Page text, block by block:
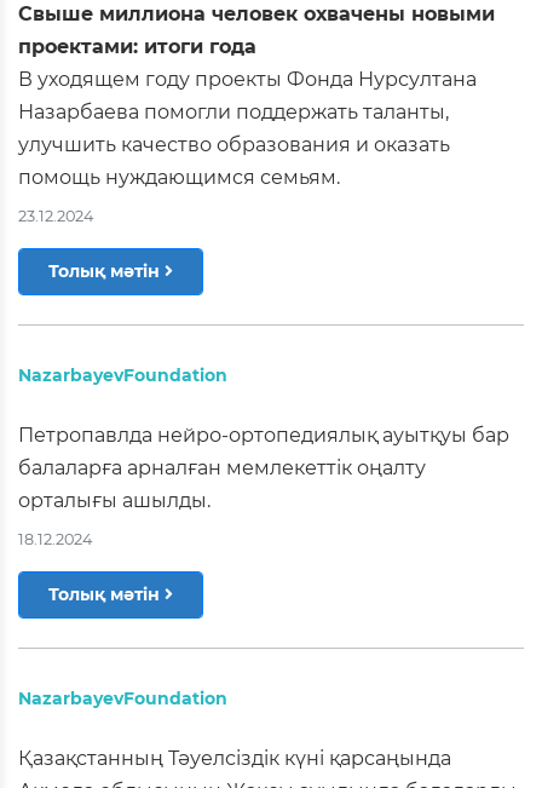
Свыше миллиона человек охвачены новыми
проектами: итоги года
В уходящем году проекты Фонда Нурсултана
Назарбаева помогли поддержать таланты,
улучшить качество образования и оказать
помощь нуждающимся семьям.
23.12.2024
Толық мәтін
NazarbayevFoundation
Петропавлда нейро-ортопедиялық ауытқуы бар
балаларға арналған мемлекеттік оңалту
орталығы ашылды.
18.12.2024
Толық мәтін
NazarbayevFoundation
Қазақстанның Тәуелсіздік күні қарсаңында